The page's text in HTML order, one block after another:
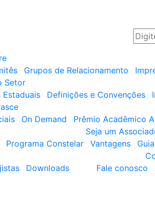
Grupos de Relacionamento
Setor
Estaduais Definições e Convenções
On Demand Prêmio Acadêmico
Seja um
Programa Constelar
Vantagens
Downloads
Fale conosco